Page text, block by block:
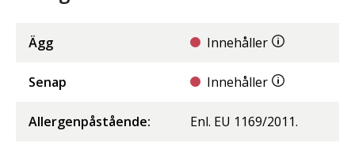
Ägg Innehåller
Senap Innehåller
Allergenpåstående: Enl. EU 1169/2011.